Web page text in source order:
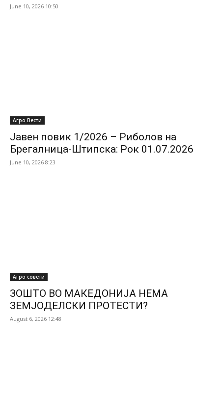
June 10, 2026 10:50
Агро Вести
Јавен повик 1/2026 – Риболов на
Брегалница-Штипска: Рок 01.07.2026
June 10, 2026 8:23
Агро совети
ЗОШТО ВО МАКЕДОНИЈА НЕМА
ЗЕМЈОДЕЛСКИ ПРОТЕСТИ?
August 6, 2026 12:48